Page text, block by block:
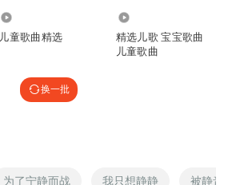
儿童歌曲精选
精选儿歌 宝宝歌曲
儿童歌曲
换一批
为了宁静而战 我只想静静 被静音